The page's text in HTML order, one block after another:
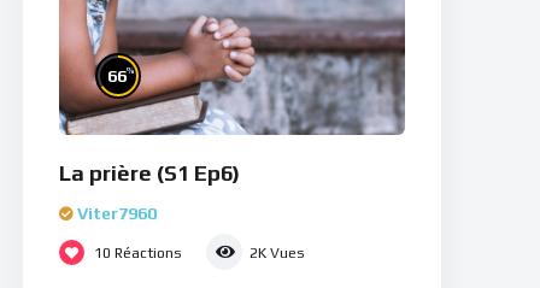
66%
La prière (S1 Ep6)
Viter7960
10 Réactions 2K Vues